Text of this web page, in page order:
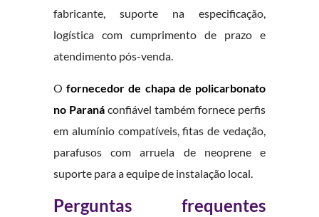
fabricante, suporte na especificação,
logística com cumprimento de prazo e
atendimento pós-venda.
Ofornecedor de chapa de policarbonato
no Paranáconfiável também fornece perfis
em alumínio compatíveis, fitas de vedação,
parafusos com arruela de neoprene e
suporte para a equipe de instalação local.
Perguntas frequentes